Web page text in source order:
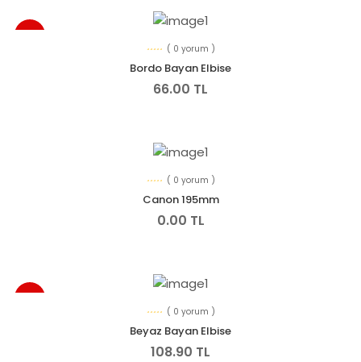
( 0 yorum )
Bordo Bayan Elbise
66.00 TL
( 0 yorum )
Canon 195mm
0.00 TL
( 0 yorum )
Beyaz Bayan Elbise
108.90 TL